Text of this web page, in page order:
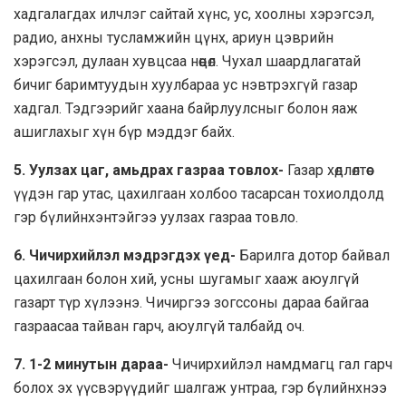
хадгалагдах илчлэг сайтай хүнс, ус, хоолны хэрэгсэл,
радио, анхны тусламжийн цүнх, ариун цэврийн
хэрэгсэл, дулаан хувцсаа нөөцөл. Чухал шаардлагатай
бичиг баримтуудын хуулбараа ус нэвтрэхгүй газар
хадгал. Тэдгээрийг хаана байрлуулсныг болон яаж
ашиглахыг хүн бүр мэддэг байх.
5. Уулзах цаг, амьдрах газраа товлох- Газар хөдлөлтөөс
үүдэн гар утас, цахилгаан холбоо тасарсан тохиолдолд
гэр бүлийнхэнтэйгээ уулзах газраа товло.
6. Чичирхийлэл мэдрэгдэх үед- Барилга дотор байвал
цахилгаан болон хий, усны шугамыг хааж аюулгүй
газарт түр хүлээнэ. Чичиргээ зогссоны дараа байгаа
газраасаа тайван гарч, аюулгүй талбайд оч.
7. 1-2 минутын дараа- Чичирхийлэл намдмагц гал гарч
болох эх үүсвэрүүдийг шалгаж унтраа, гэр бүлийнхнээ